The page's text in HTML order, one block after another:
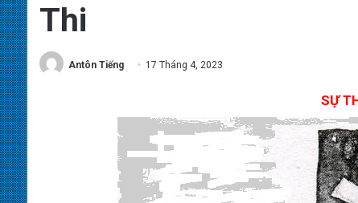
Thi
Antôn Tiếng 17 Tháng 4, 2023
SỰ